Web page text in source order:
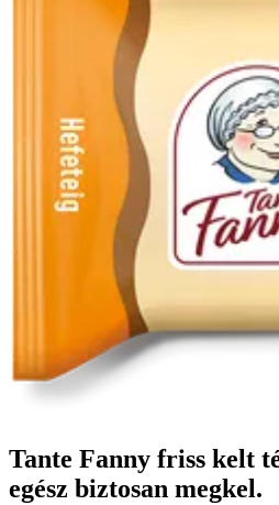
Tante Fanny friss kelt
egész biztosan megkel.